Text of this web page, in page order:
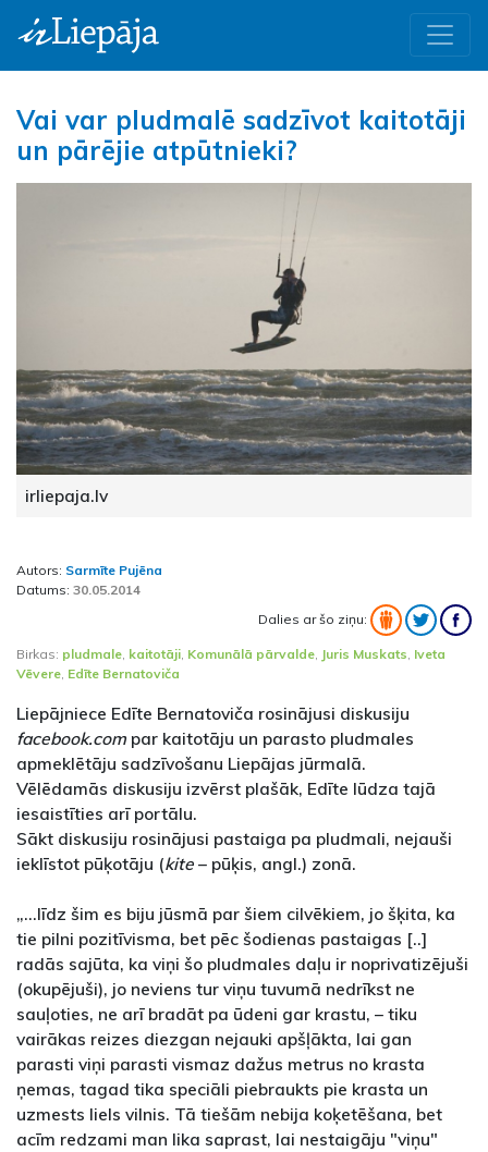
Vai var pludmalē sadzīvot kaitotāji
un pārējie atpūtnieki?
irliepaja.lv
Autors: Sarmīte Pujēna
Datums: 30.05.2014
Dalies ar šo ziņu:
Birkas: pludmale, kaitotāji, Komunālā pārvalde, Juris Muskats, Iveta
Vēvere, Edīte Bernatoviča
Liepājniece Edīte Bernatoviča rosinājusi diskusiju
facebook.com par kaitotāju un parasto pludmales
apmeklētāju sadzīvošanu Liepājas jūrmalā.
Vēlēdamās diskusiju izvērst plašāk, Edīte lūdza tajā
iesaistīties arī portālu.
Sākt diskusiju rosinājusi pastaiga pa pludmali, nejauši
ieklīstot pūķotāju (kite – pūķis, angl.) zonā.
„...līdz šim es biju jūsmā par šiem cilvēkiem, jo šķita, ka
tie pilni pozitīvisma, bet pēc šodienas pastaigas [..]
radās sajūta, ka viņi šo pludmales daļu ir noprivatizējuši
(okupējuši), jo neviens tur viņu tuvumā nedrīkst ne
sauļoties, ne arī bradāt pa ūdeni gar krastu, – tiku
vairākas reizes diezgan nejauki apšļākta, lai gan
parasti viņi parasti vismaz dažus metrus no krasta
ņemas, tagad tika speciāli piebraukts pie krasta un
uzmests liels vilnis. Tā tiešām nebija koķetēšana, bet
acīm redzami man lika saprast, lai nestaigāju "viņu"